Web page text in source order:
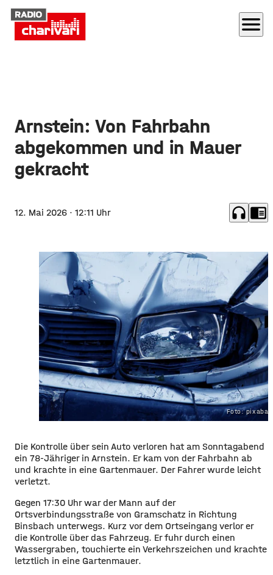
menu
Arnstein: Von Fahrbahn
abgekommen und in Mauer
gekracht
12. Mai 2026 · 12:11 Uhr headphones chrome_reader_mode
Foto:
Die Kontrolle über sein Auto verloren hat am Sonntagabend
ein 78-Jähriger in Arnstein. Er kam von der Fahrbahn ab
und krachte in eine Gartenmauer. Der Fahrer wurde leicht
verletzt.
Gegen 17:30 Uhr war der Mann auf der
Ortsverbindungsstraße von Gramschatz in Richtung
Binsbach unterwegs. Kurz vor dem Ortseingang verlor er
die Kontrolle über das Fahrzeug. Er fuhr durch einen
Wassergraben, touchierte ein Verkehrszeichen und krachte
letztlich in eine Gartenmauer.